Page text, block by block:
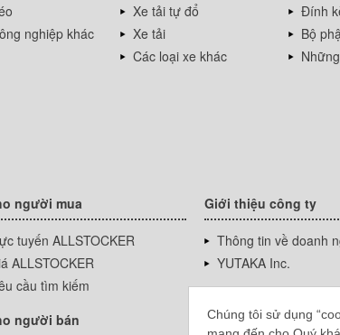
Chúng tôi sử dụng
nghiệp khác
Xe tải tự đổ
Xe tải
Các loại xe khác
Đính
Bộ
người mua
tuyến ALLSTOCKER
ALLSTOCKER
cầu tìm kiếm
người bán
Giới thiệu công ty
Thông tin về doanh
YUTAKA Inc.